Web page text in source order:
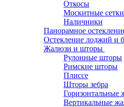
Откосы
Москитные сетки
Наличники
Панорамное
Остекление лоджий и
Жалюзи и шторы
Рулонные шторы
Римские шторы
Плиссе
Шторы зебра
Горизонтальные
Вертикальные